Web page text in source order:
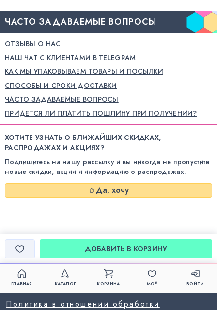
ЧАСТО ЗАДАВАЕМЫЕ ВОПРОСЫ
ОТЗЫВЫ О НАС
НАШ ЧАТ С КЛИЕНТАМИ В TELEGRAM
КАК МЫ УПАКОВЫВАЕМ ТОВАРЫ И ПОСЫЛКИ
СПОСОБЫ И СРОКИ ДОСТАВКИ
ЧАСТО ЗАДАВАЕМЫЕ ВОПРОСЫ
ПРИДЕТСЯ ЛИ ПЛАТИТЬ ПОШЛИНУ ПРИ ПОЛУЧЕНИИ?
ХОТИТЕ УЗНАТЬ О БЛИЖАЙШИХ СКИДКАХ,
РАСПРОДАЖАХ И АКЦИЯХ?
Подпишитесь на нашу рассылку и вы никогда не пропустите
новые скидки, акции и информацию о распродажах.
Да, хочу
ДОБАВИТЬ В КОРЗИНУ
ГЛАВНАЯ КАТАЛОГ КОРЗИНА МОЁ ВОЙТИ
Политика в отношении обработки